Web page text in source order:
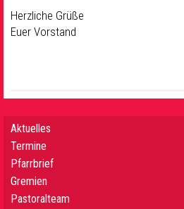
Musik& Kultur
Herzliche Grüße
Euer Vorstand
Aktuelles
Termine
Pfarrbrief
Gremien
Pastoralteam